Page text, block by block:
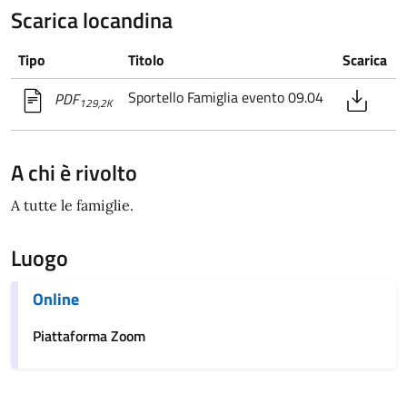
Scarica locandina
Tipo Titolo
Scarica
PDF129,2K Sportello Famiglia evento 09.04
A chi è rivolto
A tutte le famiglie.
Luogo
Online
Piattaforma Zoom